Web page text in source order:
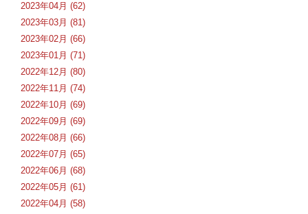
2023年04月 (62)
2023年03月 (81)
2023年02月 (66)
2023年01月 (71)
2022年12月 (80)
2022年11月 (74)
2022年10月 (69)
2022年09月 (69)
2022年08月 (66)
2022年07月 (65)
2022年06月 (68)
2022年05月 (61)
2022年04月 (58)